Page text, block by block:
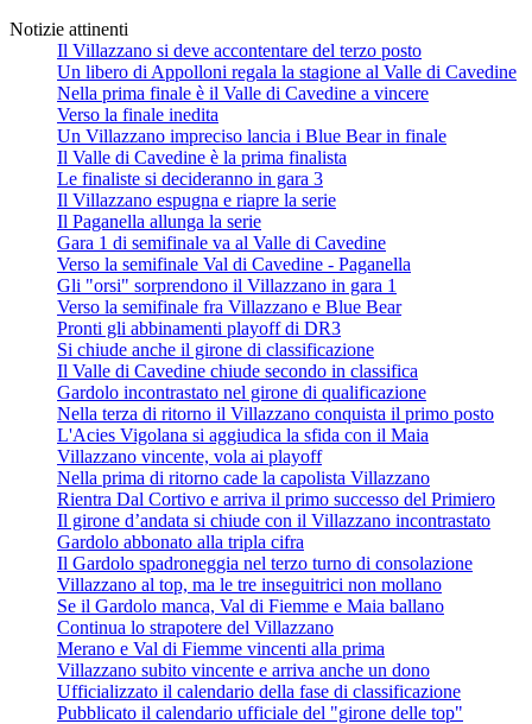
Notizie attinenti
Il Villazzano si deve accontentare del terzo posto
Un libero di Appolloni regala la stagione al Valle di Cavedine
Nella prima finale è il Valle di Cavedine a vincere
Verso la finale inedita
Un Villazzano impreciso lancia i Blue Bear in finale
Il Valle di Cavedine è la prima finalista
Le finaliste si decideranno in gara 3
Il Villazzano espugna e riapre la serie
Il Paganella allunga la serie
Gara 1 di semifinale va al Valle di Cavedine
Verso la semifinale Val di Cavedine - Paganella
Gli "orsi" sorprendono il Villazzano in gara 1
Verso la semifinale fra Villazzano e Blue Bear
Pronti gli abbinamenti playoff di DR3
Si chiude anche il girone di classificazione
Il Valle di Cavedine chiude secondo in classifica
Gardolo incontrastato nel girone di qualificazione
Nella terza di ritorno il Villazzano conquista il primo posto
L'Acies Vigolana si aggiudica la sfida con il Maia
Villazzano vincente, vola ai playoff
Nella prima di ritorno cade la capolista Villazzano
Rientra Dal Cortivo e arriva il primo successo del Primiero
Il girone d’andata si chiude con il Villazzano incontrastato
Gardolo abbonato alla tripla cifra
Il Gardolo spadroneggia nel terzo turno di consolazione
Villazzano al top, ma le tre inseguitrici non mollano
Se il Gardolo manca, Val di Fiemme e Maia ballano
Continua lo strapotere del Villazzano
Merano e Val di Fiemme vincenti alla prima
Villazzano subito vincente e arriva anche un dono
Ufficializzato il calendario della fase di classificazione
Pubblicato il calendario ufficiale del "girone delle top"